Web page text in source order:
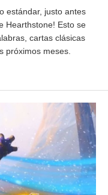
estándar, justo antes
Hearthstone! Esto se
cartas clásicas
próximos meses.